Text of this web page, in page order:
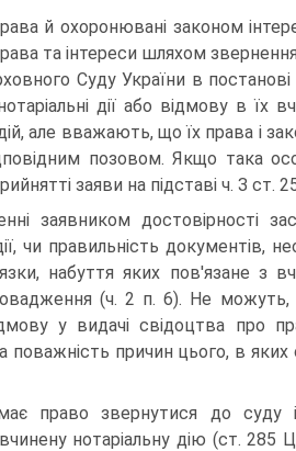
й охоронювані законом
та інтереси шляхом
Суду України в
дії або відмову в їх
але вважають, що їх права і
позовом. Якщо така
заяви на підставі ч. З ст.
заявником достовірності
дії, чи правильність
набуття яких пов'язане з
(ч. 2 п. 6). Не можуть,
у видачі свідоцтва про
поважність причин цього, в яких
право звернутися до суду
нотаріальну дію (ст.